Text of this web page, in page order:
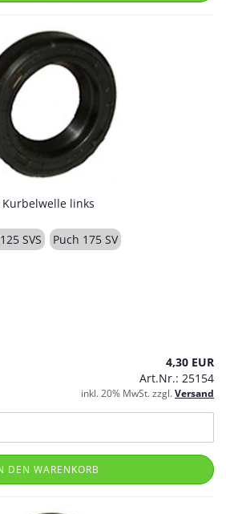
links
SVS Puch 175 SV
4,30 EUR
Art.Nr.: 25154
inkl. 20% MwSt. zzgl.Versand
DEN WARENKORB